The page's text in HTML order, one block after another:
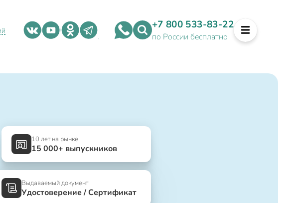
+7 800 533-83-22
по России бесплатно
10 лет на рынке
15 000+ выпускников
Выдаваемый документ
Удостоверение / Сертификат